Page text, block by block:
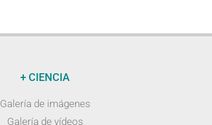
+ CIENCIA
Galería de imágenes
Galería de vídeos